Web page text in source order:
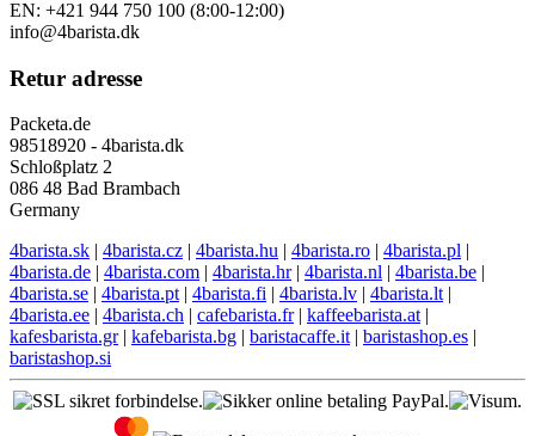
EN: +421 944 750 100 (8:00-12:00)
info@4barista.dk
Retur adresse
Packeta.de
98518920 - 4barista.dk
Schloßplatz 2
086 48 Bad Brambach
Germany
4barista.sk | 4barista.cz | 4barista.hu | 4barista.ro | 4barista.pl |
4barista.de | 4barista.com | 4barista.hr| 4barista.nl | 4barista.be |
4barista.se | 4barista.pt | 4barista.fi | 4barista.lv | 4barista.lt |
4barista.ee | 4barista.ch | cafebarista.fr| kaffeebarista.at |
kafesbarista.gr| kafebarista.bg | baristacaffe.it | baristashop.es |
baristashop.si